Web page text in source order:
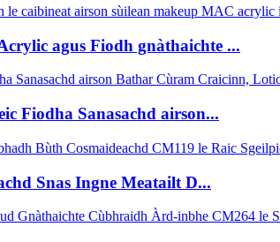
agus Fiodh gnàthaichte ...
Fiodha Sanasachd airson...
Snas Ingne Meatailt D...